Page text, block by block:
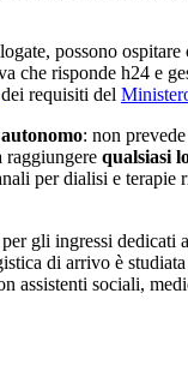
possono ospitare
che risponde h24 e
requisiti del
: non
raggiungere qualsiasi
per dialisi e terapie
gli ingressi
di arrivo è
assistenti sociali,